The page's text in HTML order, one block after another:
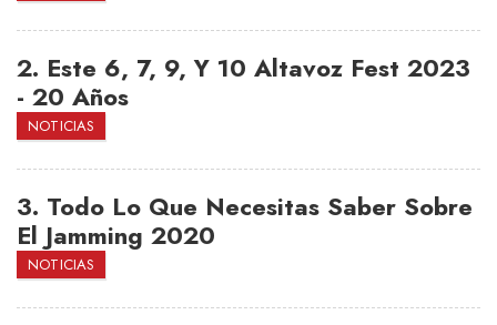
2. Este 6, 7, 9, Y 10 Altavoz Fest 2023
- 20 Años
NOTICIAS
3. Todo Lo Que Necesitas Saber Sobre
El Jamming 2020
NOTICIAS